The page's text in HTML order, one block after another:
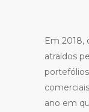
Em 2018,
atraídos
ano em